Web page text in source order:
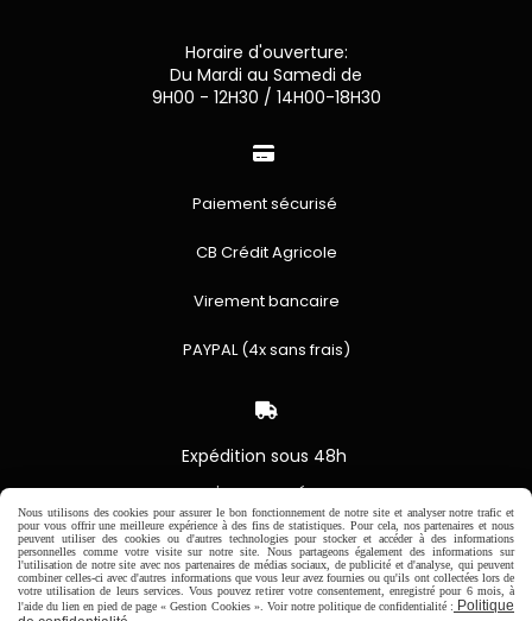
Horaire d'ouverture:
Du Mardi au Samedi de
9H00 - 12H30 / 14H00-18H30

Paiement sécurisé
CB Crédit Agricole
Virement bancaire
PAYPAL (4x sans frais)

Expédition sous 48h
jours ouvrés
Frais de port (5€50)
offert dès 50€
Sauf pour les produits en
Dépot vente des frais de
7€50 sont facturés quelques
Nous utilisons des cookies pour assurer le bon fonctionnement de notre site et analyser notre trafic et
pour vous offrir une meilleure expérience à des fins de statistiques. Pour cela, nos partenaires et nous
peuvent utiliser des cookies ou d'autres technologies pour stocker et accéder à des informations
personnelles comme votre visite sur notre site. Nous partageons également des informations sur
l'utilisation de notre site avec nos partenaires de médias sociaux, de publicité et d'analyse, qui peuvent
combiner celles-ci avec d'autres informations que vous leur avez fournies ou qu'ils ont collectées lors de
votre utilisation de leurs services. Vous pouvez retirer votre consentement, enregistré pour 6 mois, à
l'aide du lien en pied de page « Gestion Cookies ». Voir notre politique de confidentialité : Politique